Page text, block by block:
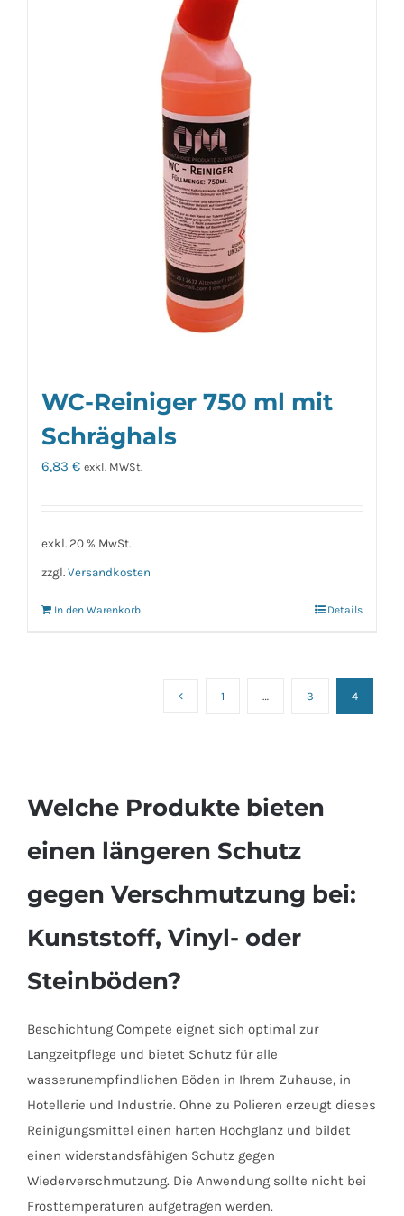
WC-Reiniger 750 ml mit
Schräghals
6,83 € exkl. MWSt.
exkl. 20 % MwSt.
zzgl. Versandkosten
In den Warenkorb Details
1 … 3 4
Welche Produkte bieten
einen längeren Schutz
gegen Verschmutzung bei:
Kunststoff, Vinyl- oder
Steinböden?
Beschichtung Compete eignet sich optimal zur
Langzeitpflege und bietet Schutz für alle
wasserunempfindlichen Böden in Ihrem Zuhause, in
Hotellerie und Industrie. Ohne zu Polieren erzeugt dieses
Reinigungsmittel einen harten Hochglanz und bildet
einen widerstandsfähigen Schutz gegen
Wiederverschmutzung. Die Anwendung sollte nicht bei
Frosttemperaturen aufgetragen werden.